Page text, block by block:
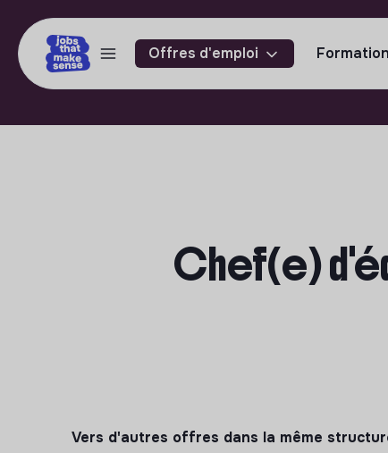
Offres d'emploi
Chef(e)
Vers d'autres offres dans la même